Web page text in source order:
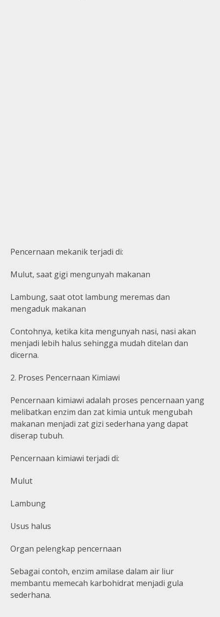
Pencernaan mekanik terjadi di:
Mulut, saat gigi mengunyah makanan
Lambung, saat otot lambung meremas dan
mengaduk makanan
Contohnya, ketika kita mengunyah nasi, nasi akan
menjadi lebih halus sehingga mudah ditelan dan
dicerna.
2. Proses Pencernaan Kimiawi
Pencernaan kimiawi adalah proses pencernaan yang
melibatkan enzim dan zat kimia untuk mengubah
makanan menjadi zat gizi sederhana yang dapat
diserap tubuh.
Pencernaan kimiawi terjadi di:
Mulut
Lambung
Usus halus
Organ pelengkap pencernaan
Sebagai contoh, enzim amilase dalam air liur
membantu memecah karbohidrat menjadi gula
sederhana.